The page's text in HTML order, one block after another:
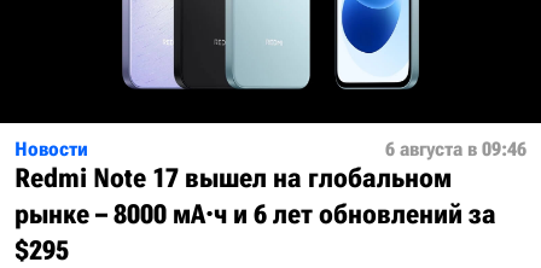
Новости 6 августа в 09:46
Redmi Note 17 вышел на глобальном
рынке – 8000 мА·ч и 6 лет обновлений за
$295